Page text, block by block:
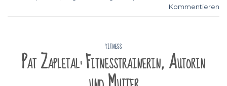
Kommentieren
FITNESS
Pat Zapletal: Fitnesstrainerin, Autorin